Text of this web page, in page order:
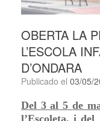
OBERTA LA
L’ESCOLA
D’ONDARA
Publicado el 03/05/
Del 3 al 5 de